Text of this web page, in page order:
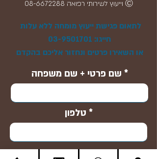
וייעוץ לשירותי רפואה 08-6672288 Ⓒ
לתאום פגישת ייעוץ מומחה ללא עלות
חייגו: 03-9501701
או השאירו פרטים ונחזור אליכם בהקדם
שם פרטי + שם משפחה
טלפון